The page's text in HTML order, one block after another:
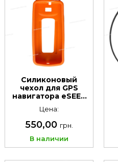
Силиконовый
чехол для GPS
навигатора eSEEK
Tracker
Цена:
550,00 грн.
В наличии